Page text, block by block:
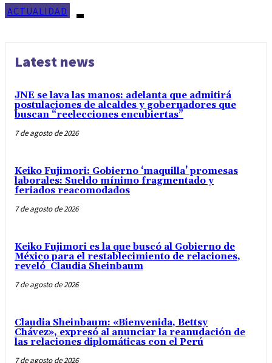
ACTUALIDAD
Latest news
JNE se lava las manos: adelanta que admitirá
postulaciones de alcaldes y gobernadores que
buscan “reelecciones encubiertas”
7 de agosto de 2026
Keiko Fujimori: Gobierno ‘maquilla’ promesas
laborales: Sueldo mínimo fragmentado y
feriados reacomodados
7 de agosto de 2026
Keiko Fujimori es la que buscó al Gobierno de
México para el restablecimiento de relaciones,
reveló Claudia Sheinbaum
7 de agosto de 2026
Claudia Sheinbaum: «Bienvenida, Bettsy
Chávez», expresó al anunciar la reanudación de
las relaciones diplomáticas con el Perú
7 de agosto de 2026